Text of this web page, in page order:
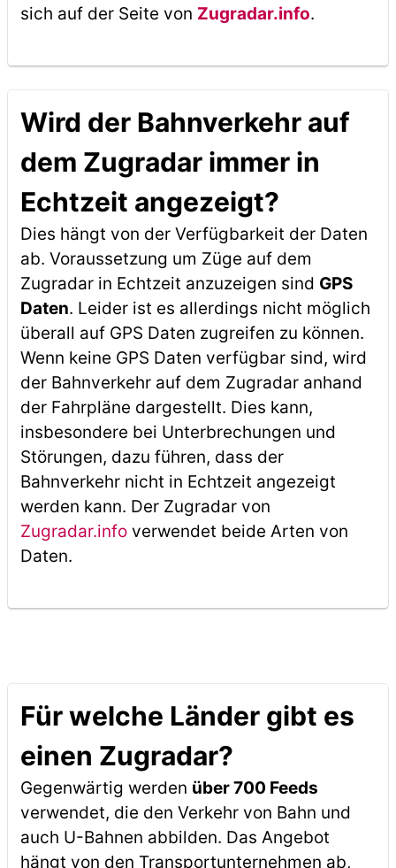
sich auf der Seite von Zugradar.info.
Wird der Bahnverkehr auf
dem Zugradar immer in
Echtzeit angezeigt?
Dies hängt von der Verfügbarkeit der Daten
ab. Voraussetzung um Züge auf dem
Zugradar in Echtzeit anzuzeigen sind GPS
Daten. Leider ist es allerdings nicht möglich
überall auf GPS Daten zugreifen zu können.
Wenn keine GPS Daten verfügbar sind, wird
der Bahnverkehr auf dem Zugradar anhand
der Fahrpläne dargestellt. Dies kann,
insbesondere bei Unterbrechungen und
Störungen, dazu führen, dass der
Bahnverkehr nicht in Echtzeit angezeigt
werden kann. Der Zugradar von
Zugradar.infoverwendet beide Arten von
Daten.
Für welche Länder gibt es
einen Zugradar?
Gegenwärtig werden über 700 Feeds
verwendet, die den Verkehr von Bahn und
auch U-Bahnen abbilden. Das Angebot
hängt von den Transportunternehmen ab,